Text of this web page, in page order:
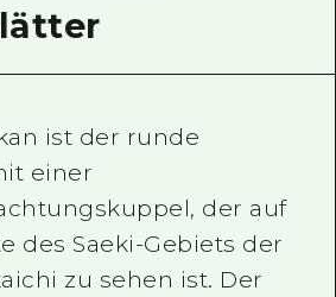
ist der runde
einer
der auf
des Saeki-Gebiets der
zu sehen ist. Der